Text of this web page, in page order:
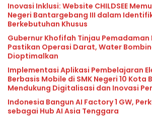
Inovasi Inklusi: Website CHILDSEE
Negeri Bantargebang III dalam
Berkebutuhan Khusus
Gubernur Khofifah Tinjau
Pastikan Operasi Darat, Water
Dioptimalkan
Implementasi Aplikasi Pembelajaran
Berbasis Mobile di SMK Negeri 10 Kota
Mendukung Digitalisasi dan Inovasi
Indonesia Bangun AI Factory 1 GW,
sebagai Hub AI Asia Tenggara